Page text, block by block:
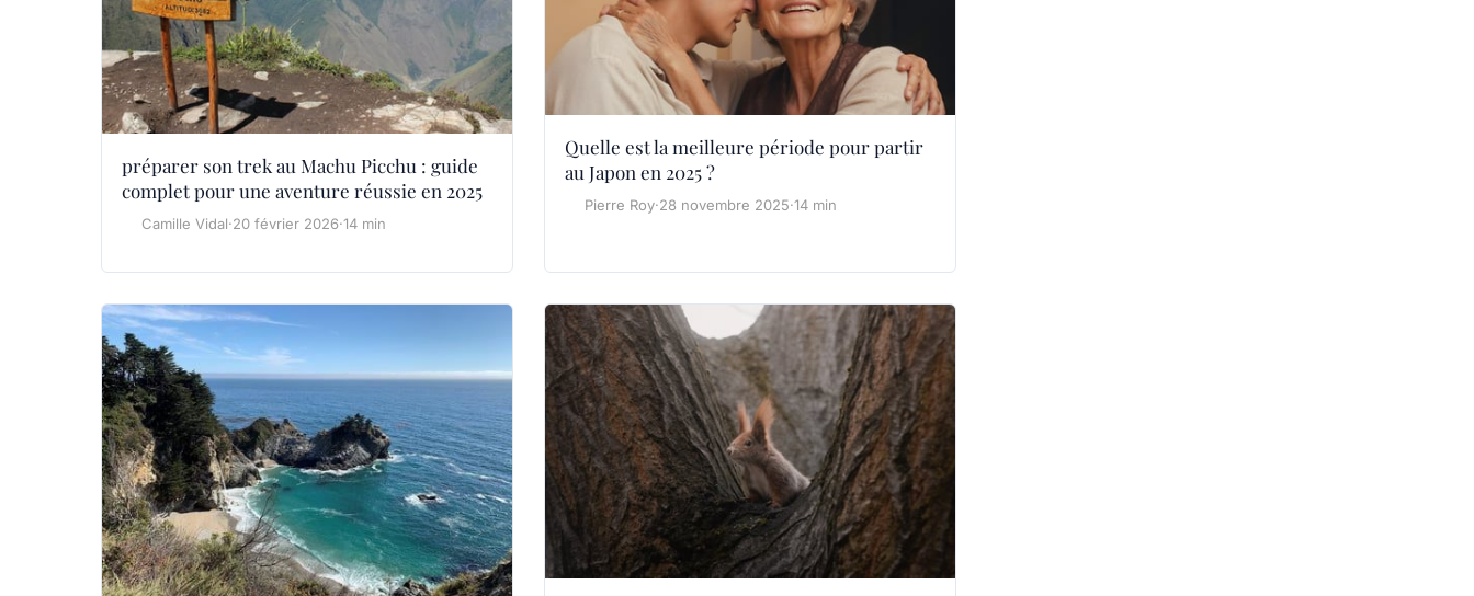
préparer son trek au Machu Picchu : guide
complet pour une aventure réussie en 2025
Camille Vidal·20 février 2026·14 min
Quelle est la meilleure période pour partir
au Japon en 2025 ?
Pierre Roy·28 novembre 2025·14 min